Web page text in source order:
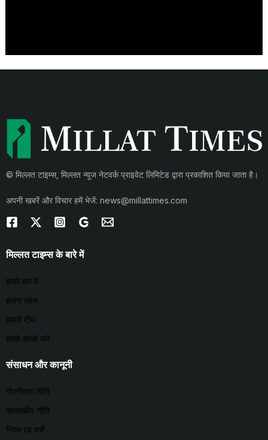
© मिल्लत टाइम्स, मिल्लत न्यूज नेटवर्क प्राइवेट लिमिटेड द्वारा प्रकाशित किया जाता है।
अपनी खबरें और विचार हमें भेजें: news@millattimes.com
मिल्लत टाइम्स के बारे में
हमारे बारे में
हमारा लक्ष्य
हमारी टीम
हमसे संपर्क करें
संसाधन और कानूनी
गोपनीयता नीति
संपादकीय नीति
नियम एवं शर्तें